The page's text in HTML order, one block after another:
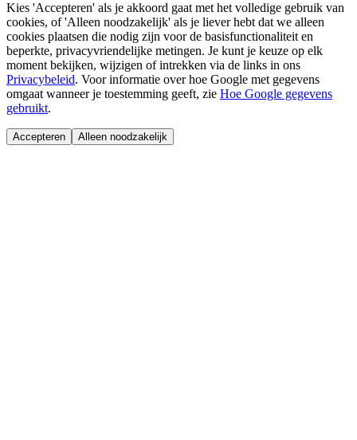
Kies 'Accepteren' als je akkoord gaat met het volledige gebruik van
cookies, of 'Alleen noodzakelijk' als je liever hebt dat we alleen
cookies plaatsen die nodig zijn voor de basisfunctionaliteit en
beperkte, privacyvriendelijke metingen. Je kunt je keuze op elk
moment bekijken, wijzigen of intrekken via de links in ons
Privacybeleid. Voor informatie over hoe Google met gegevens
omgaat wanneer je toestemming geeft, zie Hoe Google gegevens
gebruikt.
Accepteren Alleen noodzakelijk